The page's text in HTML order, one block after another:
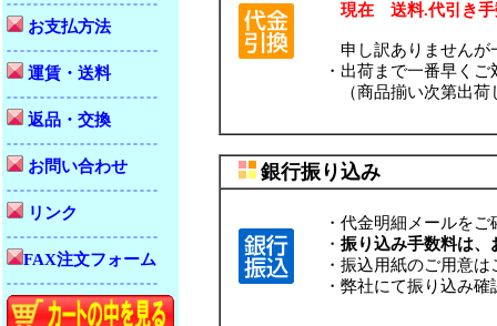
お支払方法
運賃・送料
返品・交換
お問い合わせ
リンク
FAX注文フォーム
現在 送料.代引き手
申し訳ありませんが
・出荷まで一番早くご
（商品揃い次第出
銀行振り込み
・代金明細メールをご
・ 振り込み手数料は、
・振込用紙のご用意は
・弊社にて振り込み確